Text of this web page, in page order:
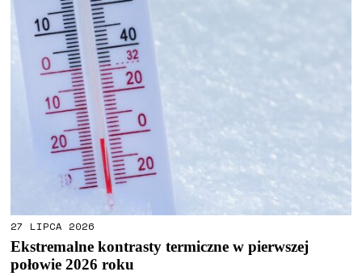
27 LIPCA 2026
Ekstremalne kontrasty termiczne w pierwszej
połowie 2026 roku